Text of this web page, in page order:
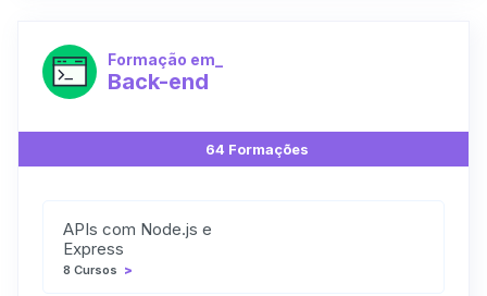
Formação em_
Back-end
64 Formações
APIs com Node.js e
Express
8 Cursos >